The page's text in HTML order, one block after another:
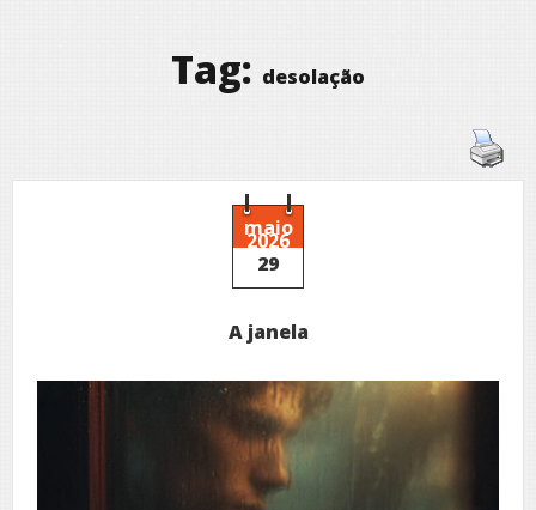
Tag: desolação
maio
2026
29
A janela